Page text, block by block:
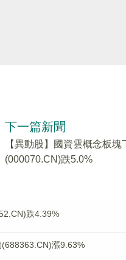
下一篇新聞
【異動股】國資雲概念板
(000070.CN)跌5.0%
跌4.39%
(688363.CN)漲9.63%